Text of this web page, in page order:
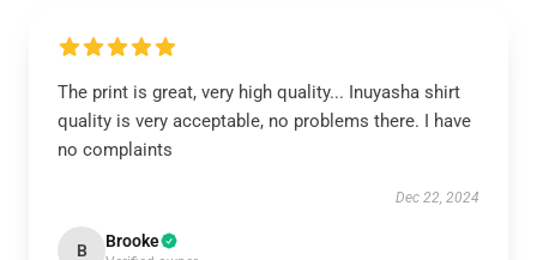
The print is great, very high quality... Inuyasha shirt
quality is very acceptable, no problems there. I have
no complaints
Dec 22, 2024
B Brooke